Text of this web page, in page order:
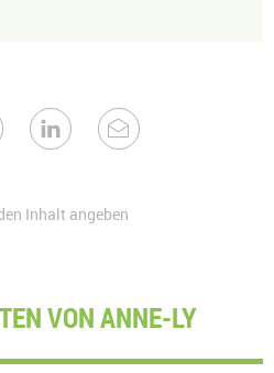
Inhalt angeben
VON ANNE-LY